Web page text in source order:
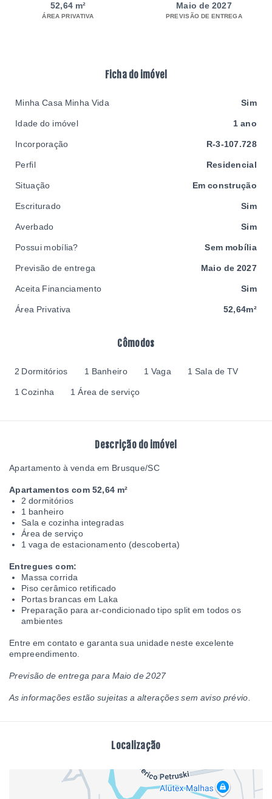
52,64 m²
ÁREA PRIVATIVA
Maio de 2027
PREVISÃO DE ENTREGA
Cômodos
2 Dormitórios 1 Banheiro 1 Vaga 1 Sala de TV
1 Cozinha 1 Área de serviço
Descrição do imóvel
Apartamento à venda em Brusque/SC
Apartamentos com 52,64 m²
2 dormitórios
1 banheiro
Sala e cozinha integradas
Área de serviço
1 vaga de estacionamento (descoberta)
Entregues com:
Massa corrida
Piso cerâmico retificado
Portas brancas em Laka
Preparação para ar-condicionado tipo split em todos os
ambientes
Entre em contato e garanta sua unidade neste excelente
empreendimento.
Previsão de entrega para Maio de 2027
As informações estão sujeitas a alterações sem aviso prévio.
Localização
Ficha do imóvel
Minha Casa Minha Vida Sim
Idade do imóvel 1 ano
Incorporação R-3-107.728
Perfil Residencial
Situação Em construção
Escriturado Sim
Averbado Sim
Possui mobília? Sem mobília
Previsão de entrega Maio de 2027
Aceita Financiamento Sim
Área Privativa 52,64m²